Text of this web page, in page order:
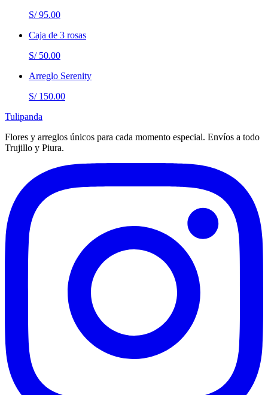
S/ 95.00
Caja de 3 rosas
S/ 50.00
Arreglo Serenity
S/ 150.00
Tulipanda
Flores y arreglos únicos para cada momento especial. Envíos a todo
Trujillo y Piura.